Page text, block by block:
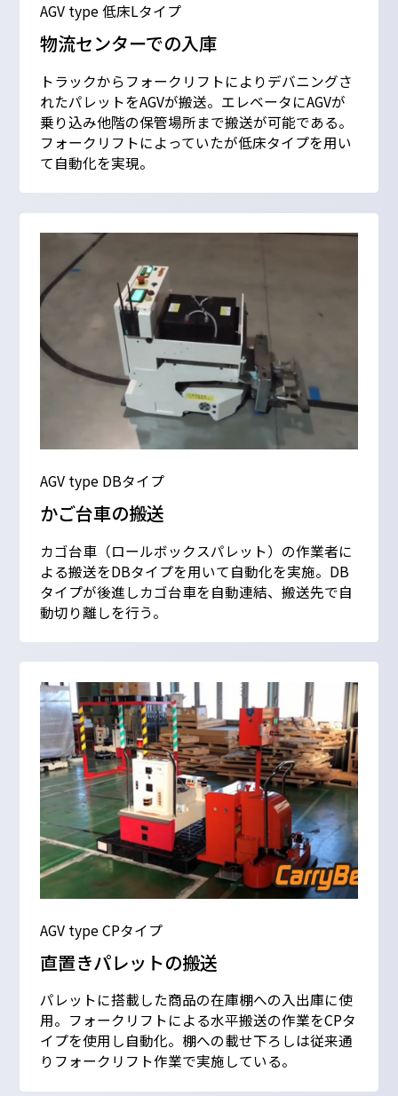
AGV type 低床Lタイプ
物流センターでの入庫
トラックからフォークリフトによりデバニングさ
れたパレットをAGVが搬送。エレベータにAGVが
乗り込み他階の保管場所まで搬送が可能である。
フォークリフトによっていたが低床タイプを用い
て自動化を実現。
AGV type DBタイプ
かご台車の搬送
カゴ台車（ロールボックスパレット）の作業者に
よる搬送をDBタイプを用いて自動化を実施。DB
タイプが後進しカゴ台車を自動連結、搬送先で自
動切り離しを行う。
AGV type CPタイプ
直置きパレットの搬送
パレットに搭載した商品の在庫棚への入出庫に使
用。フォークリフトによる水平搬送の作業をCPタ
イプを使用し自動化。棚への載せ下ろしは従来通
りフォークリフト作業で実施している。